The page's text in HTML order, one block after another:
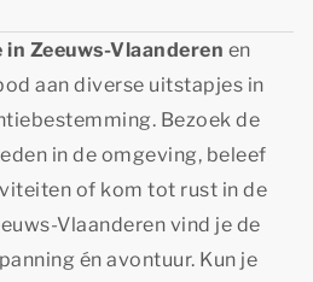
in Zeeuws-Vlaanderen en
aan diverse uitstapjes in
Bezoek de
in de omgeving, beleef
of kom tot rust in de
Vlaanderen vind je de
én avontuur. Kun je